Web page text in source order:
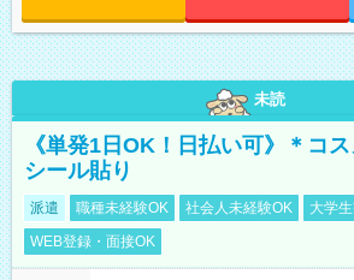
未読
《単発1日OK！日払い可》＊コ
シール貼り
派遣 職種未経験OK 社会人未経験OK 大学
WEB登録・面接OK